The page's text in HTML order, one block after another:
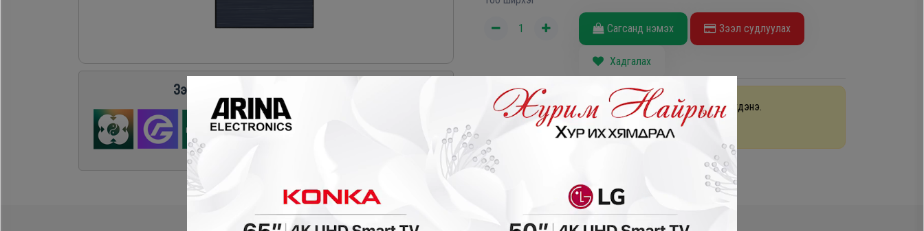
Зээл судлуулах бол энд дарна уу
Сагсанд нэмэх Зээл судлуулах
Хадгалах
Таны сонгосон бараа 48 цагийн дотор хүргэгдэнэ.
Хүргэлтийн бүс харах